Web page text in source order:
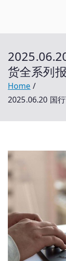
货全系列
Home
2025.06.20 国